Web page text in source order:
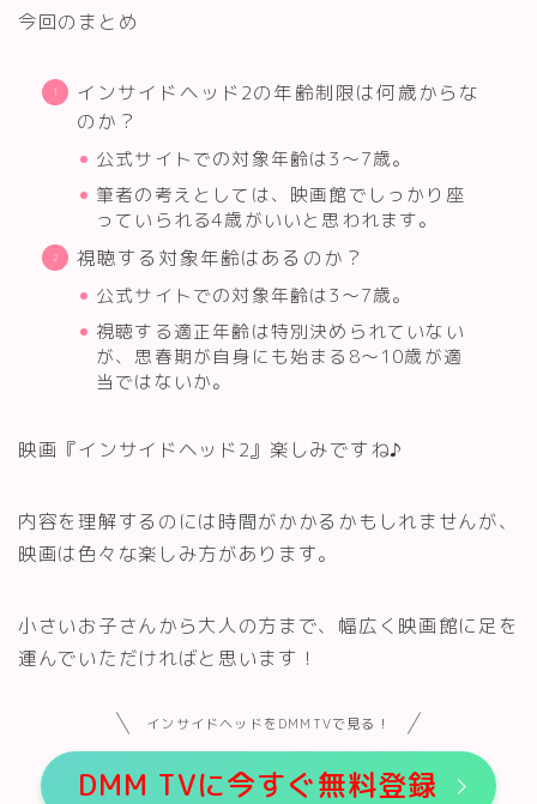
今回のまとめ
インサイドヘッド2の年齢制限は何歳からな
のか？
公式サイトでの対象年齢は3～7歳。
筆者の考えとしては、映画館でしっかり座
っていられる4歳がいいと思われます。
視聴する対象年齢はあるのか？
公式サイトでの対象年齢は3～7歳。
視聴する適正年齢は特別決められていない
が、思春期が自身にも始まる8～10歳が適
当ではないか。
映画『インサイドヘッド2』楽しみですね♪
内容を理解するのには時間がかかるかもしれませんが、
映画は色々な楽しみ方があります。
小さいお子さんから大人の方まで、幅広く映画館に足を
運んでいただければと思います！
インサイドヘッドをDMMTVで見る！
DMM TVに今すぐ無料登録